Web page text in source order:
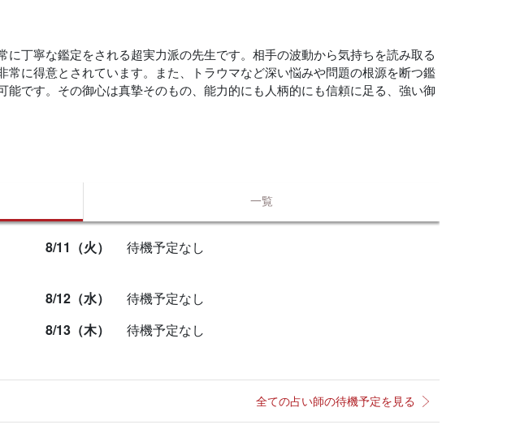
丁寧な鑑定をされる超実力派の先生です。相手の波動から気持ちを読み取る
に得意とされています。また、トラウマなど深い悩みや問題の根源を断つ鑑
です。その御心は真摯そのもの、能力的にも人柄的にも信頼に足る、強い御
一覧
8/11（火） 待機予定なし
8/12（水）
待機予定なし
8/13（木）
待機予定なし
全ての占い師の待機予定を見る